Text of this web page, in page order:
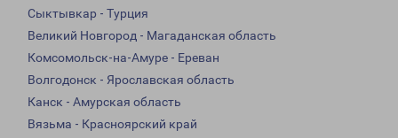
Сыктывкар - Турция
Великий Новгород - Магаданская область
Комсомольск-на-Амуре - Ереван
Волгодонск - Ярославская область
Канск - Амурская область
Вязьма - Красноярский край